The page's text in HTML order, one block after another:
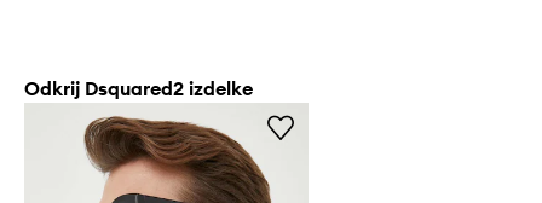
Odkrij Dsquared2 izdelke